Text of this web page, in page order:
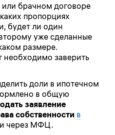
брачном договоре
пропорциях
будет ли один
уже сделанные
размере.
заверить
доли в ипотечном
в общую
заявление
собственности в
через МФЦ.